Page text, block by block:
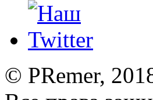
© PRemer,